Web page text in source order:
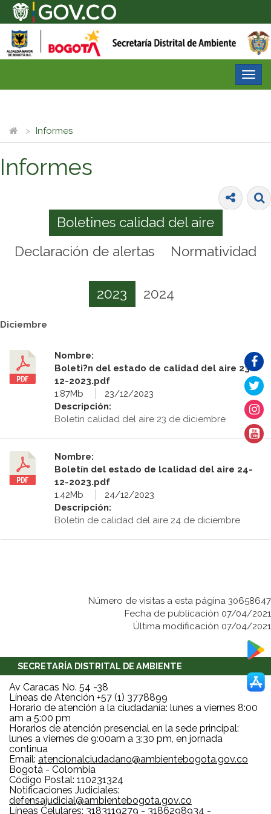
Informes
Informes
Boletines calidad del aire
Declaración de alertas
Normatividad
2023 2024
Diciembre
Nombre:
Boleti?n del estado de calidad del aire 23-
12-2023.pdf
1.87Mb
23/12/2023
Descripción:
Boletín calidad del aire 23 de diciembre
Nombre:
Boletín del estado de lcalidad del aire 24-
12-2023.pdf
1.42Mb
24/12/2023
Descripción:
Boletín de calidad del aire 24 de diciembre
Número de visitas a esta página 30658647
Fecha de publicación 07/04/2021
Última modificación 07/04/2021
SECRETARÍA DISTRITAL DE AMBIENTE
Av Caracas No. 54 -38
Líneas de Atención +57 (1) 3778899
Horario de atención a la ciudadanía: lunes a viernes 8:00
am a 5:00 pm
Horarios de atención presencial en la sede principal:
lunes a viernes de 9:00am a 3:30 pm, en jornada
continua
Email: atencionalciudadano@ambientebogota.gov.co
Bogotá - Colombia
Código Postal: 110231324
Notificaciones Judiciales:
defensajudicial@ambientebogota.gov.co
Líneas Celulares: 3183119279 - 3186298934 -